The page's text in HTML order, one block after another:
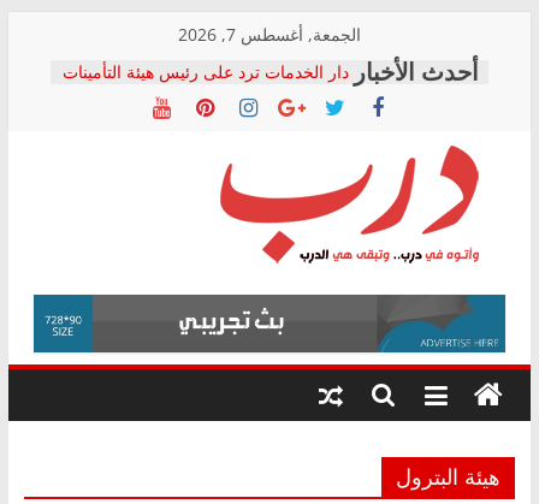
content
الجمعة, أغسطس 7, 2026
دار الخدمات ترد على رئيس هيئة التأمينات
بعد مؤتمره الصحفي: إنكار الأزمة لا ينهي
معاناة أصحاب المعاشات.. ونطالب بكشف
فرحات سليمان يكتب: القطاع الصحي إلى
أين؟
حزب التحالف الشعبي يطلق لجنة “الحق
في الصحة” بالإسكندرية لرصد الانتهاكات
ودعم المرضى
الوزاري لمدينة الصحفيين.. وانتهاء أعمال
إنشاء المبنى الإداري
المجلس القومي لحقوق الإنسان يعلن
متابعة قضية الدكتور محمد زهران.. ويؤكد:
قرينة البراءة وضمانات المحاكمة العادلة
درب
وأتوه
درب..
وتبقى
هي
هيئة البترول